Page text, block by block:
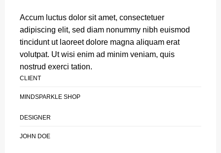
Accum luctus dolor sit amet, consectetuer
adipiscing elit, sed diam nonummy nibh euismod
tincidunt ut laoreet dolore magna aliquam erat
volutpat. Ut wisi enim ad minim veniam, quis
nostrud exerci tation.
CLIENT
MINDSPARKLE SHOP
DESIGNER
JOHN DOE